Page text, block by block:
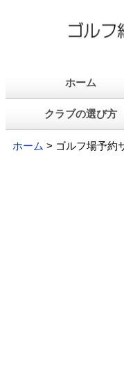
ホーム
クラブの選び方
ホーム > ゴルフ場予約